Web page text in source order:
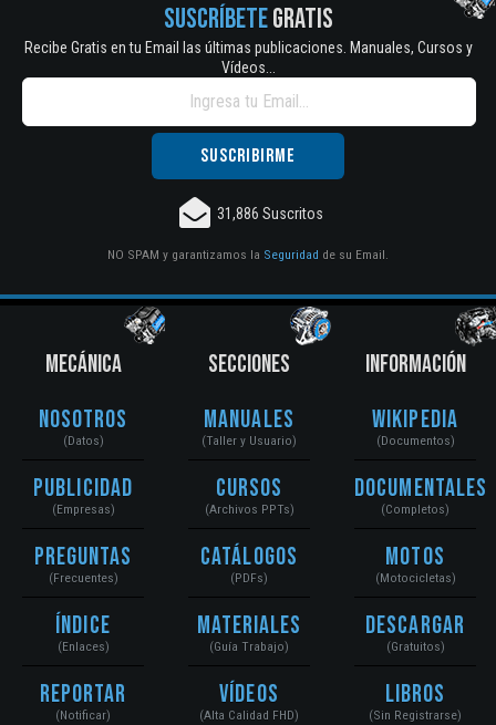
SUSCRÍBETEGRATIS
Recibe Gratis en tu Email las últimas publicaciones. Manuales, Cursos y
Vídeos...
31,886 Suscritos
NO SPAM y garantizamos la Seguridad de su Email.
MECÁNICA
Nosotros
(Datos)
Publicidad
(Empresas)
Preguntas
(Frecuentes)
Índice
(Enlaces)
Reportar
(Notificar)
SECCIONES
Manuales
(Taller y Usuario)
Cursos
(Archivos PPTs)
Catálogos
(PDFs)
Materiales
(Guía Trabajo)
Vídeos
(Alta Calidad FHD)
INFORMACIÓN
Wikipedia
(Documentos)
Documentales
(Completos)
Motos
(Motocicletas)
Descargar
(Gratuitos)
Libros
(Sin Registrarse)